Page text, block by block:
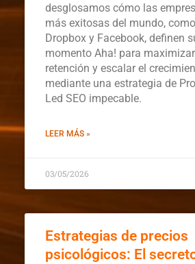
desglosamos cómo las
más exitosas del mundo, como
Dropbox y Facebook, definen
momento Aha! para
retención y escalar el
mediante una estrategia de
Led SEO impecable.
LEER MÁS »
03/05/2026
Estrategias de precios
psicológicos: El